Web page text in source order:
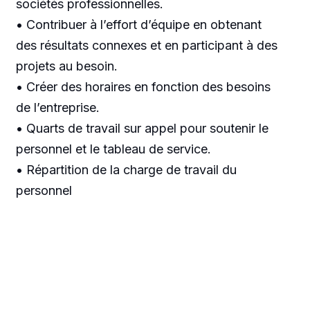
sociétés professionnelles.
• Contribuer à l’effort d’équipe en obtenant
des résultats connexes et en participant à des
projets au besoin.
• Créer des horaires en fonction des besoins
de l’entreprise.
• Quarts de travail sur appel pour soutenir le
personnel et le tableau de service.
• Répartition de la charge de travail du
personnel